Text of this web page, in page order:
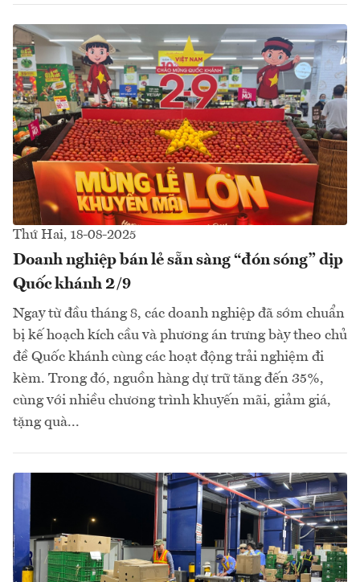
Thứ Hai, 18-08-2025
Doanh nghiệp bán lẻ sẵn sàng “đón sóng” dịp
Quốc khánh 2/9
Ngay từ đầu tháng 8, các doanh nghiệp đã sớm chuẩn
bị kế hoạch kích cầu và phương án trưng bày theo chủ
đề Quốc khánh cùng các hoạt động trải nghiệm đi
kèm. Trong đó, nguồn hàng dự trữ tăng đến 35%,
cùng với nhiều chương trình khuyến mãi, giảm giá,
tặng quà...